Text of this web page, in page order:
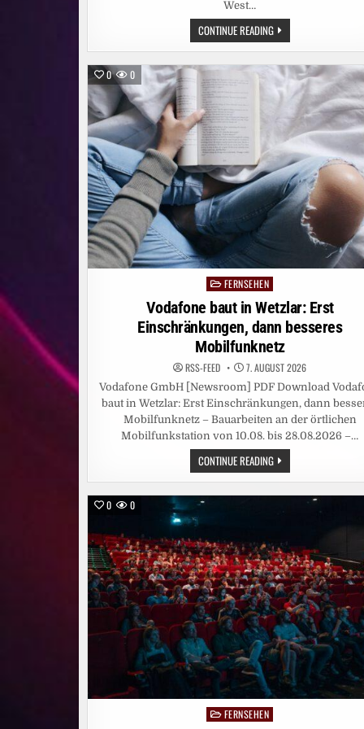
West…
CONTINUE READINGSIENNA
MILLER
UND
DOMINIC
WEST
FÜHREN
AB
5.
OKTOBER
DEN
CAST
DER
SKY
ORIGINAL
SERIE
„WAR“
AN
0 0
Posted
in
FERNSEHEN
Vodafone baut in Wetzlar: Erst
Einschränkungen, dann besseres
Mobilfunknetz
RSS-FEED 7. AUGUST 2026
Vodafone GmbH [Newsroom] PDF Download
baut in Wetzlar: Erst Einschränkungen, dann
Mobilfunknetz – Bauarbeiten an der örtlichen
Mobilfunkstation von 10.08. bis 28.08.2026 –…
CONTINUE READINGVODAFONE
BAUT
IN
WETZLAR:
MOBILFUNKNETZ
0 0
PostedFERNSEHEN